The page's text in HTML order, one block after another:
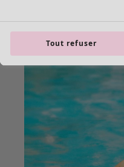
Tout refuser